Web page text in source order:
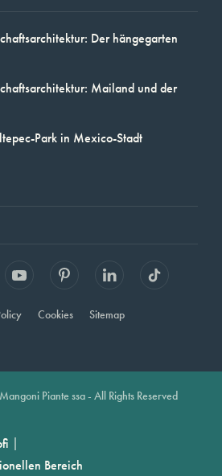
Der hängegarten
Mailand und der
Park in Mexico-Stadt
Cookies Sitemap
Piante ssa - All Rights Reserved
|
Bereich